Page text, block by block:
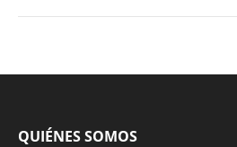
QUIÉNES SOMOS